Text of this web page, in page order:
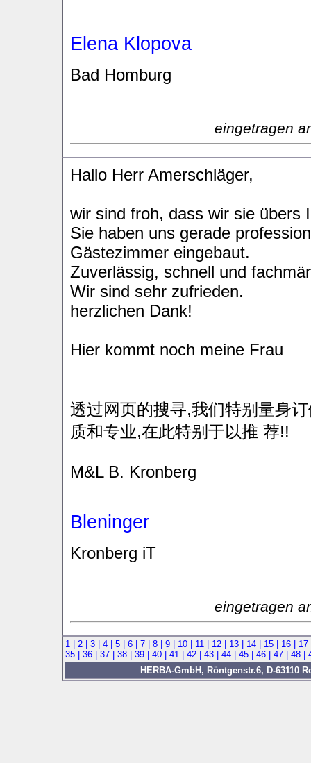
Elena Klopova
Bad Homburg
eingetragen
Hallo Herr Amerschläger,
wir sind froh, dass wir sie übers
Sie haben uns gerade
Gästezimmer eingebaut.
Zuverlässig, schnell und
Wir sind sehr zufrieden.
herzlichen Dank!
Hier kommt noch meine Frau
透过网页的搜寻,我们特别量身
质和专业,在此特别于以推 荐!!
M&L B. Kronberg
Bleninger
Kronberg iT
eingetragen
1 | 2 | 3 | 4 | 5 | 6 | 7 | 8 | 9 | 10 | 11 | 12 | 13 | 14 | 15 | 16 |
35 | 36 | 37 | 38 | 39 | 40 | 41 | 42 | 43 | 44 | 45 | 46 | 47 | 48 |
HERBA-GmbH, Röntgenstr.6, D-63110